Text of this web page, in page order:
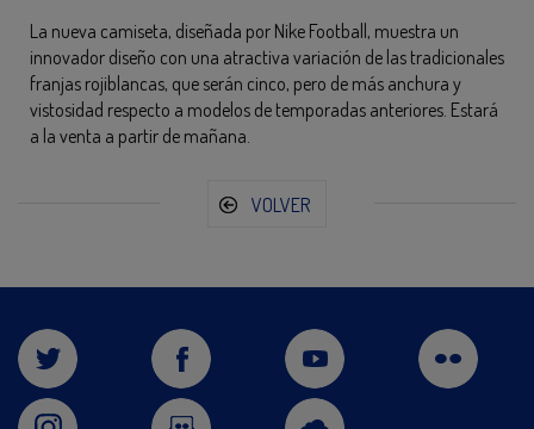
La nueva camiseta, diseñada por Nike Football, muestra un
innovador diseño con una atractiva variación de las tradicionales
franjas rojiblancas, que serán cinco, pero de más anchura y
vistosidad respecto a modelos de temporadas anteriores. Estará
a la venta a partir de mañana.
VOLVER